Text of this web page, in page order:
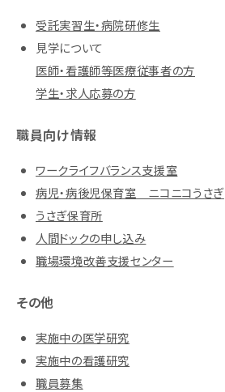
受託実習生・病院研修生
見学について
医師・看護師等医療従事者の方
学生・求人応募の方
職員向け情報
ワークライフバランス支援室
病児・病後児保育室 ニコニコうさぎ
うさぎ保育所
人間ドックの申し込み
職場環境改善支援センター
その他
実施中の医学研究
実施中の看護研究
職員募集